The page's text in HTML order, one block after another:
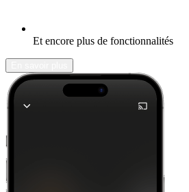
Et encore plus de fonctionnalités